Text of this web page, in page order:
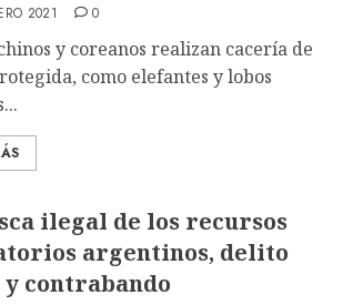
2021 0
y coreanos realizan cacería de
como elefantes y lobos
ilegal de los recursos
argentinos, delito
contrabando